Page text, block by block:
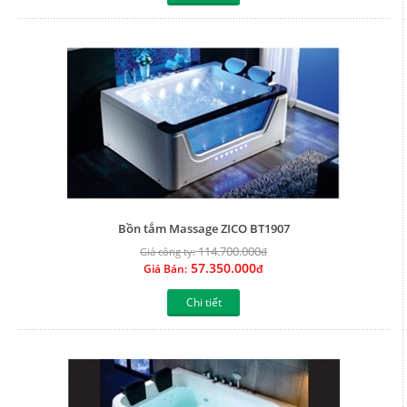
Bồn tắm Massage ZICO BT1907
Giá công ty:114.700.000đ
Giá Bán: 57.350.000đ
Chi tiết